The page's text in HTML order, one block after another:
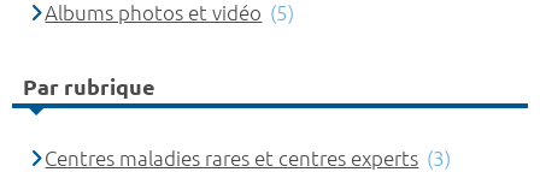
Albums photos et vidéo (5)
Par rubrique
Centres maladies rares et centres experts (3)